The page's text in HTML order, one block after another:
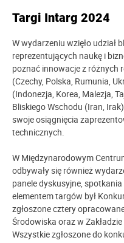
Targi Intarg 2024
W wydarzeniu wzięło udział
reprezentujących naukę i
poznać innowacje z różnych
(Czechy, Polska, Rumunia,
(Indonezja, Korea, Malezja,
Bliskiego Wschodu (Iran,
swoje osiągnięcia
technicznych.
W Międzynarodowym
odbywały się również
panele dyskusyjne,
elementem targów był
zgłoszone cztery
Środowiska oraz w
Wszystkie zgłoszone do